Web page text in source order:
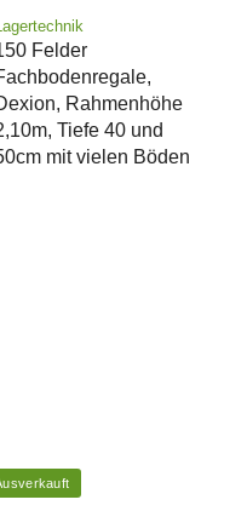
Felder
Rahmenhöhe
Tiefe 40 und
mit vielen Böden